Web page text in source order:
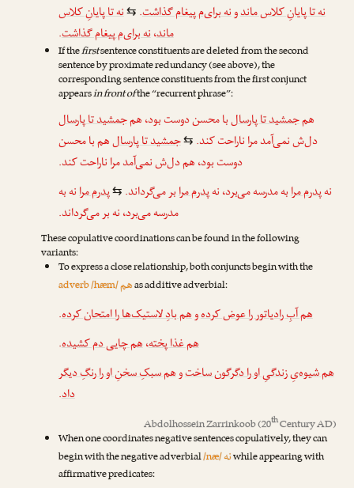
نه تا پایانِ کلاس ماندونه برای‌م پیغام گذاشت.
⇆ نه تا پایانِ کلاس
ماند،نه برای‌م پیغام گذاشت.
If thefirstsentence constituents are deleted from the second
sentence by proximate redundancy (see above), the
corresponding sentence constituents from the first conjunct
appearsin front ofthe “recurrent phrase”:
همجمشید تا پارسالبا محسن دوست بود، همجمشید تا پارسال
دل‌ش نمی‌آمد مرا ناراحت کند. ⇆جمشید تا پارسالهم با محسن
دوست بود، هم دل‌ش نمی‌آمد مرا ناراحت کند.
نهپدرم مرابه مدرسه می‌برد، نهپدرم مرابر می‌گرداند. ⇆پدرم مرانه به
مدرسه می‌برد، نه بر می‌گرداند.
These copulative coordinations can be found in the following
variants:
To express a close relationship, both conjuncts begin with the
adverb /hæm/همas additive adverbial:
هم آبِ رادیاتور را عوض کردهوهم بادِ لاستیک‌ها را امتحان کرده.
هم غذا پخته،هم چایی دم کشیده.
هم شیوه‌یِ زندگیِ او را دگرگون ساختوهم سبکِ سخنِ او را رنگِ دیگر
داد.
Abdolhossein Zarrinkoob(20thCentury AD)
When one coordinates negative sentences copulatively, they can
begin with the negative adverbial/næ/نهwhile appearing with
affirmative predicates: